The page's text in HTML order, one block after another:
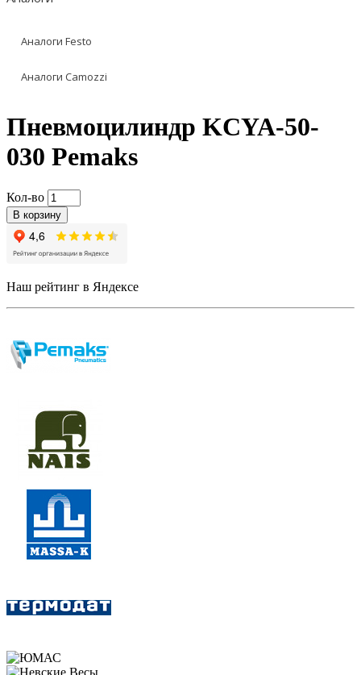
Аналоги Festo
Аналоги Camozzi
Пневмоцилиндр KCYA-50-
030 Pemaks
Кол-во
В корзину
Наш рейтинг в Яндексе